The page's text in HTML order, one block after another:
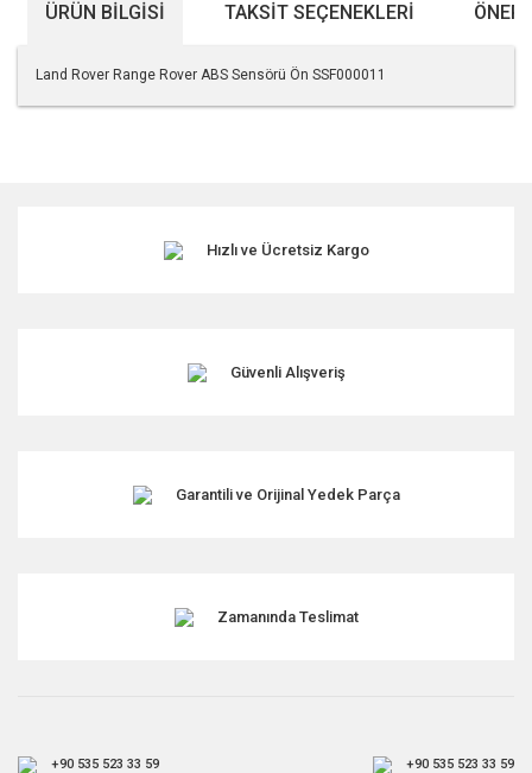
ÜRÜN BILGISI TAKSIT SEÇENEKLERI
Land Rover Range Rover ABS Sensörü Ön SSF000011
Ürün resmi kalitesiz, bozuk veya görüntülenemiyor.
Ürün fiyatı diğer sitelerden daha pahalı.
Hızlı ve Ücretsiz Kargo
Güvenli Alışveriş
Garantili ve Orijinal Yedek Parça
Zamanında Teslimat
+90 535 523 33 59 +90 535 523 33 59